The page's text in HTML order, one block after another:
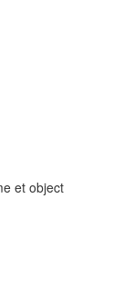
et object